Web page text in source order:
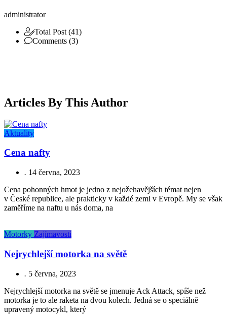
administrator
Total Post (41)
Comments (3)
Articles By This Author
Aktuality
Cena nafty
. 14 června, 2023
Cena pohonných hmot je jedno z nejožehavějších témat nejen
v České republice, ale prakticky v každé zemi v Evropě. My se však
zaměříme na naftu u nás doma, na
Motorky Zajímavosti
Nejrychlejší motorka na světě
. 5 června, 2023
Nejrychlejší motorka na světě se jmenuje Ack Attack, spíše než
motorka je to ale raketa na dvou kolech. Jedná se o speciálně
upravený motocykl, který